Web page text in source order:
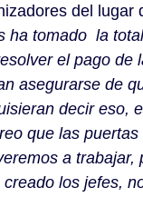
del lugar
ha tomado la
el pago de
asegurarse de
decir eso,
que las
a trabajar,
los jefes,